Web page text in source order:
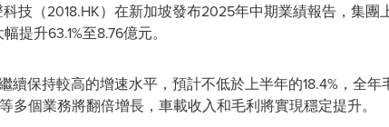
技（2018.HK）在新加坡發布2025年中期業績報告，集團
提升63.1%至8.76億元。
續保持較高的增速水平，預計不低於上半年的18.4%，全
多個業務將翻倍增長，車載收入和毛利將實現穩定提升。